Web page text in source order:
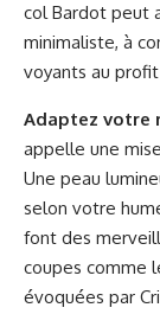
col Bardot peut
minimaliste, à
voyants au
Adaptez votre
appelle une
Une peau
selon votre
font des
coupes comme
évoquées par